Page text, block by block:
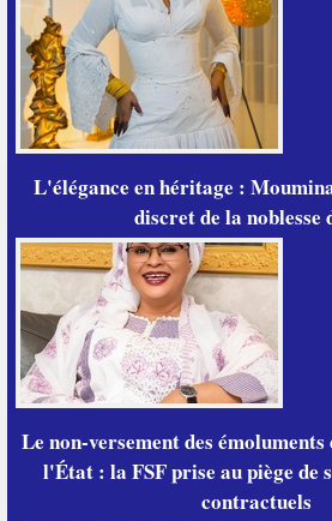
L'élégance en héritage :
discret de la noblesse
Le non-versement des
l'État : la FSF prise au piège de
contractuels